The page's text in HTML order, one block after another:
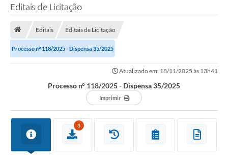
Defesa Civil
AQUI TEM SEBRAE
Editais de Licitação
Editais Editais de Licitação
Processo n° 118/2025 - Dispensa 35/2025
Atualizado em: 18/11/2025 às 13h41
Processo n° 118/2025 - Dispensa 35/2025
Imprimir
3